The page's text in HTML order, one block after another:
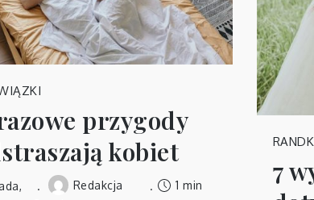
przygody
kobiet
Redakcja
1 min
7